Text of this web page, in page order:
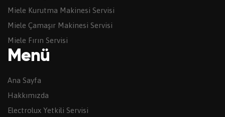
Miele Kurutma Makinesi Servisi
Miele Çamaşır Makinesi Servisi
Miele Fırın Servisi
Menü
Ana Sayfa
Hakkımızda
Electrolux Yetkili Servisi